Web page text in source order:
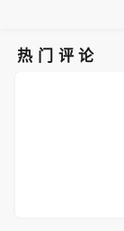
制造
可靠
育民
一批
热门评论